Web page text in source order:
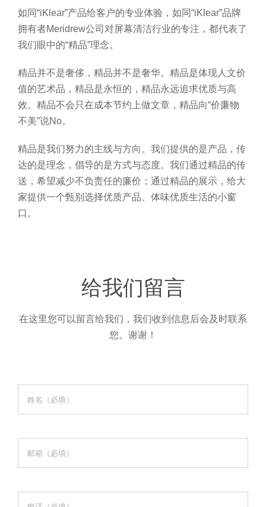
如同“iKlear”产品给客户的专业体验，如同“iKlear”品牌
拥有者Meridrew公司对屏幕清洁行业的专注，都代表了
我们眼中的“精品”理念。
精品并不是奢侈，精品并不是奢华。精品是体现人文价
值的艺术品，精品是永恒的，精品永远追求优质与高
效。精品不会只在成本节约上做文章，精品向“价廉物
不美”说No。
精品是我们努力的主线与方向。我们提供的是产品，传
达的是理念，倡导的是方式与态度。我们通过精品的传
送，希望减少不负责任的廉价；通过精品的展示，给大
家提供一个甄别选择优质产品、体味优质生活的小窗
口。
给我们留言
在这里您可以留言给我们，我们收到信息后会及时联系
您。谢谢！